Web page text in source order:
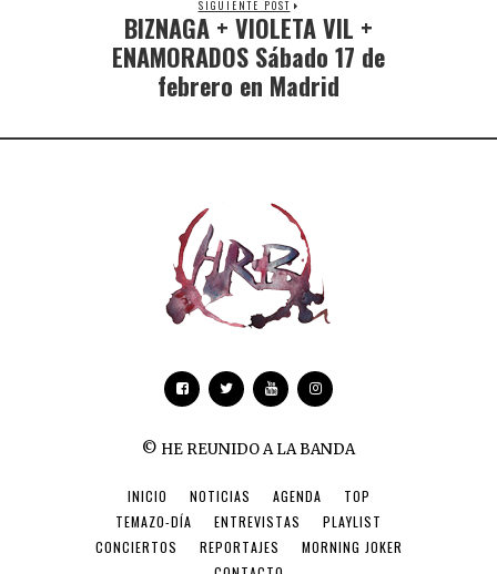
SIGUIENTE POST
BIZNAGA + VIOLETA VIL +
ENAMORADOS Sábado 17 de
febrero en Madrid
© HE REUNIDO A LA BANDA
INICIO NOTICIAS AGENDA
TOP
TEMAZO-DÍA
ENTREVISTAS
PLAYLIST
CONCIERTOS
REPORTAJES
MORNING JOKER